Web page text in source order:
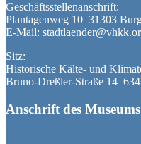
Geschäftsstellenanschrift:
Plantagenweg 10 31303
E-Mail:
Sitz:
Historische Kälte- und
Bruno-Dreßler-Straße 14
Anschrift des Museums